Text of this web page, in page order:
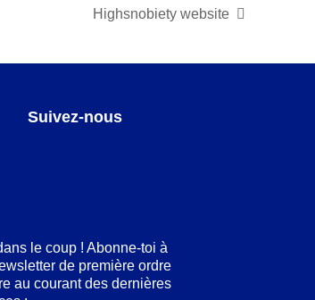
Highsnobiety website
Suivez-nous
le coup ! Abonne-toi à
de première ordre
au courant des dernières